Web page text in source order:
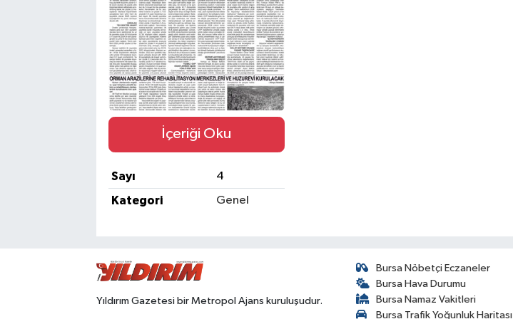
İçeriği Oku
Sayı
4
Kategori
Genel
Yıldırım Gazetesi bir Metropol Ajans kuruluşudur.
Bursa Nöbetçi Eczaneler
Bursa Hava Durumu
Bursa Namaz Vakitleri
Bursa Trafik Yoğunluk Haritası